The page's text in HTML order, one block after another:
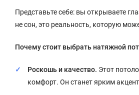
Представьте себе: вы открываете
не сон, это реальность, которую
Почему стоит выбрать натяжной
Роскошь и качество. Этот
комфорт. Он станет ярким